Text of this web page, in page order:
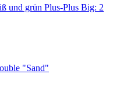
Plus-Plus Big: 2
"Sand"